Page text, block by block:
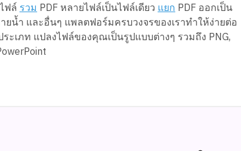
ฟล์ รวม PDF หลายไฟล์เป็นไฟล์เดียว แยก PDF ออกเป็น
ยน้ำ และอื่นๆ แพลตฟอร์มครบวงจรของเราทำให้ง่ายต่อ
ระเภท แปลงไฟล์ของคุณเป็นรูปแบบต่างๆ รวมถึง PNG,